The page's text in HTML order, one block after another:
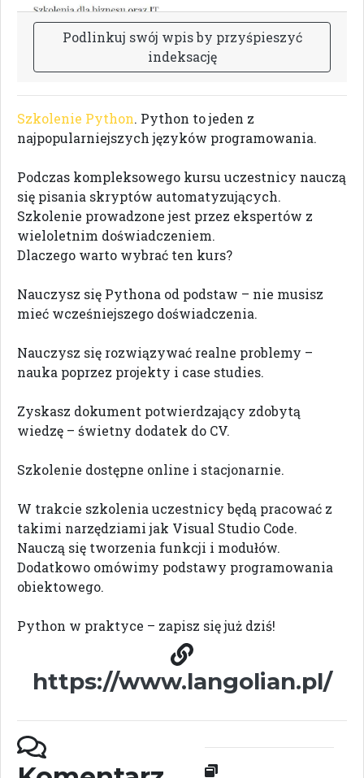
Podlinkuj swój wpisby przyśpieszyć
indeksację
Szkolenie Python. Python to jeden z
najpopularniejszych języków programowania.
Podczas kompleksowego kursu uczestnicy nauczą
się pisania skryptów automatyzujących.
Szkolenie prowadzone jest przez ekspertów z
wieloletnim doświadczeniem.
Dlaczego warto wybrać ten kurs?
Nauczysz się Pythona od podstaw – nie musisz
mieć wcześniejszego doświadczenia.
Nauczysz się rozwiązywać realne problemy –
nauka poprzez projekty i case studies.
Zyskasz dokument potwierdzający zdobytą
wiedzę – świetny dodatek do CV.
Szkolenie dostępne online i stacjonarnie.
W trakcie szkolenia uczestnicy będą pracować z
takimi narzędziami jak Visual Studio Code.
Nauczą się tworzenia funkcji i modułów.
Dodatkowo omówimy podstawy programowania
obiektowego.
Python w praktyce – zapisz się już dziś!
https://www.langolian.pl/